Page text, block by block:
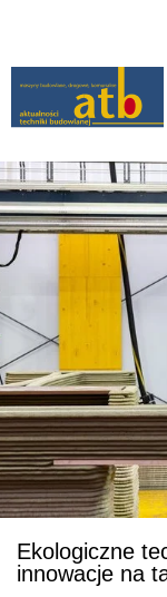
Ekologiczne
innowacje na